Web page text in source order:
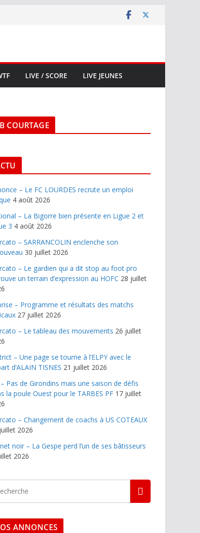
LIVE / SCORE LIVE JEUNES
COURTAGE
– Le FC LOURDES recrute un emploi
4 août 2026
– La Bigorre bien présente en Ligue 2 et
3 4 août 2026
– SARRANCOLIN enclenche son
30 juillet 2026
– Le gardien qui a dit stop au foot pro
un terrain d’expression au HOFC 28 juillet
– Programme et résultats des matchs
27 juillet 2026
– Le tableau des mouvements 26 juillet
– Une page se tourne à l’ELPY avec le
d’ALAIN TISNES 21 juillet 2026
Pas de Girondins mais une saison de défis
la poule Ouest pour le TARBES PF 17 juillet
– Changement de coachs à US COTEAUX
2026
noir – La Gespe perd l’un de ses bâtisseurs
2026
ANNONCES